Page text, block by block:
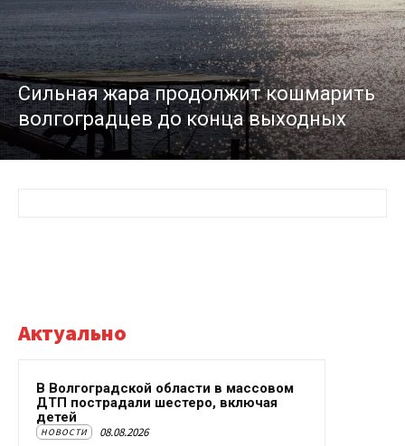
Сильная жара продолжит кошмарить
волгоградцев до конца выходных
Актуально
В Волгоградской области в массовом
ДТП пострадали шестеро, включая
детей
НОВОСТИ 08.08.2026